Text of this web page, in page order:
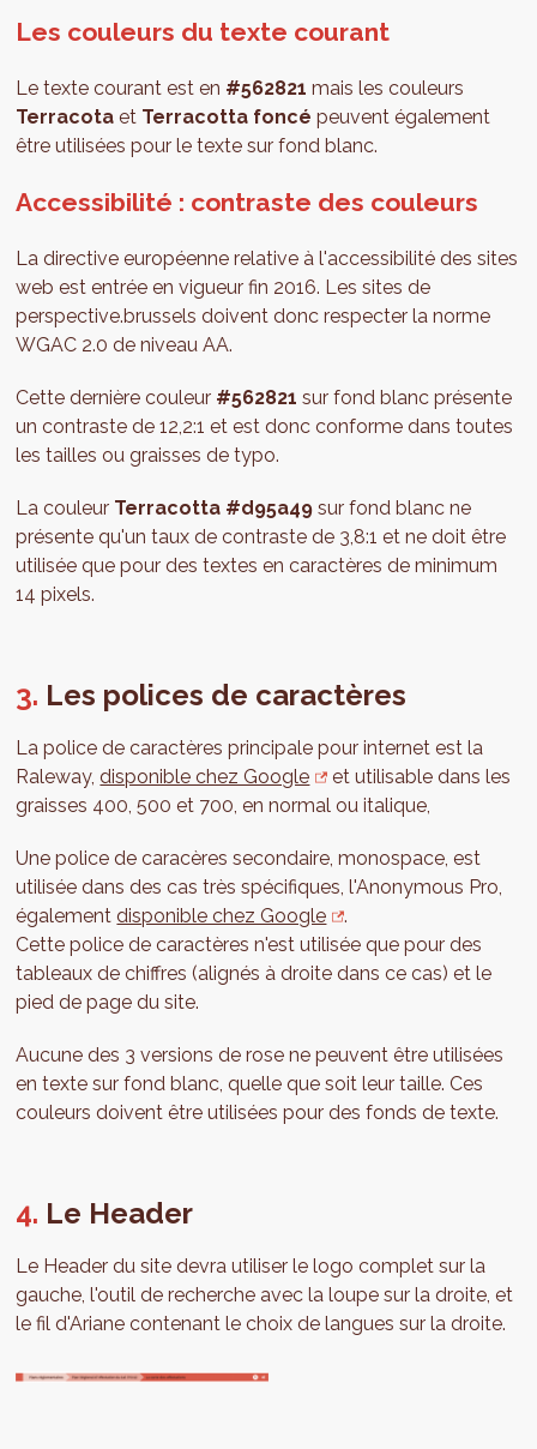
Les couleurs du texte courant
Le texte courant est en #562821 mais les couleurs
Terracota et Terracotta foncé peuvent également
être utilisées pour le texte sur fond blanc.
Accessibilité : contraste des couleurs
La directive européenne relative à l'accessibilité des sites
web est entrée en vigueur fin 2016. Les sites de
perspective.brussels doivent donc respecter la norme
WGAC 2.0 de niveau AA.
Cette dernière couleur #562821 sur fond blanc présente
un contraste de 12,2:1 et est donc conforme dans toutes
les tailles ou graisses de typo.
La couleur Terracotta #d95a49 sur fond blanc ne
présente qu'un taux de contraste de 3,8:1 et ne doit être
utilisée que pour des textes en caractères de minimum
14 pixels.
Les polices de caractères
La police de caractères principale pour internet est la
Raleway,disponible chez Google
et utilisable dans les
graisses 400, 500 et 700, en normal ou italique,
Une police de caracères secondaire, monospace, est
utilisée dans des cas très spécifiques, l'Anonymous Pro,
égalementdisponible chez Google
.
Cette police de caractères n'est utilisée que pour des
tableaux de chiffres (alignés à droite dans ce cas) et le
pied de page du site.
Aucune des 3 versions de rose ne peuvent être utilisées
en texte sur fond blanc, quelle que soit leur taille. Ces
couleurs doivent être utilisées pour des fonds de texte.
Le Header
Le Header du site devra utiliser le logo complet sur la
gauche, l'outil de recherche avec la loupe sur la droite, et
le fil d'Ariane contenant le choix de langues sur la droite.